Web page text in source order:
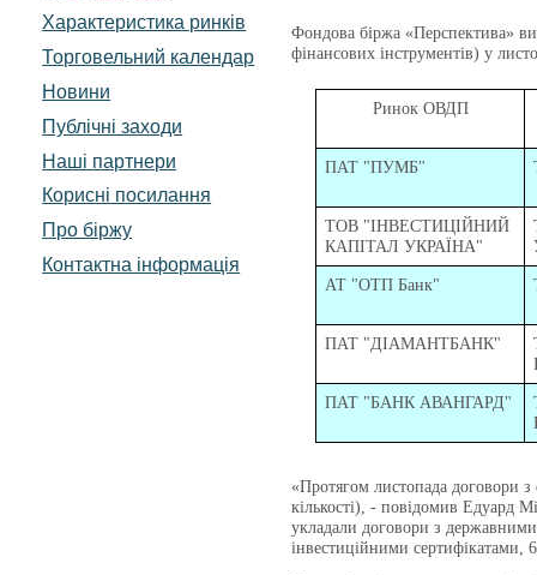
Характеристика pинків
Торговельний календар
Новини
Публічні заходи
Наші партнери
Корисні посилання
Про біржу
Контактна інформація
Фондова біржа «Перспектива»
фінансових інструментів) у
Ринок ОВДП
ПАТ "ПУМБ"
ТОВ "ІНВЕСТИЦІЙНИЙ
КАПІТАЛ УКРАЇНА"
АТ "ОТП Банк"
ПАТ "ДІАМАНТБАНК"
ПАТ "БАНК АВАНГАРД"
«Протягом листопада договори
кількості), - повідомив Едуард
укладали договори з
інвестиційними